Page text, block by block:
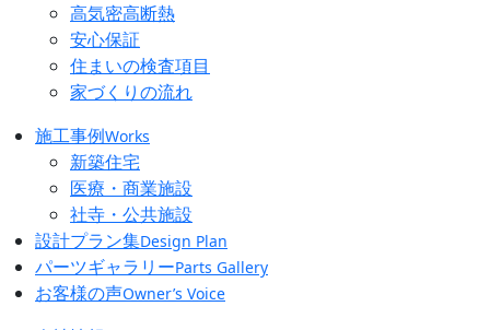
高気密高断熱
安心保証
住まいの検査項目
家づくりの流れ
施工事例Works
新築住宅
医療・商業施設
社寺・公共施設
設計プラン集Design Plan
パーツギャラリーParts Gallery
お客様の声Owner’s Voice